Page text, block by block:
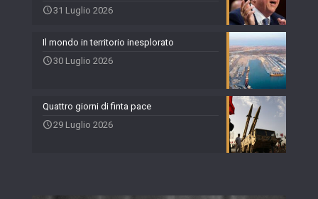
31 Luglio 2026
Il mondo in territorio inesplorato
30 Luglio 2026
Quattro giorni di finta pace
29 Luglio 2026